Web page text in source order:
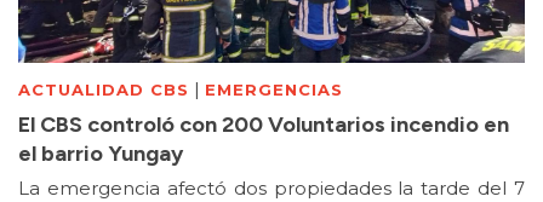
ACTUALIDAD CBS | EMERGENCIAS
El CBS controló con 200 Voluntarios incendio en
el barrio Yungay
La emergencia afectó dos propiedades la tarde del 7